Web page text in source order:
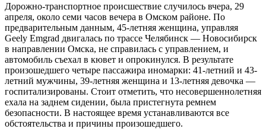
Дорожно-транспортное происшествие случилось вчера, 29
апреля, около семи часов вечера в Омском районе. По
предварительным данным, 45-летняя женщина, управляя
Geely Emgrad двигалась по трассе Челябинск — Новосибирск
в направлении Омска, не справилась с управлением, и
автомобиль съехал в кювет и опрокинулся. В результате
произошедшего четыре пассажира иномарки: 41-летний и 43-
летний мужчины, 39-летняя женщина и 13-летняя девочка —
госпитализированы. Стоит отметить, что несовершеннолетняя
ехала на заднем сидении, была пристегнута ремнем
безопасности. В настоящее время устанавливаются все
обстоятельства и причины произошедшего.